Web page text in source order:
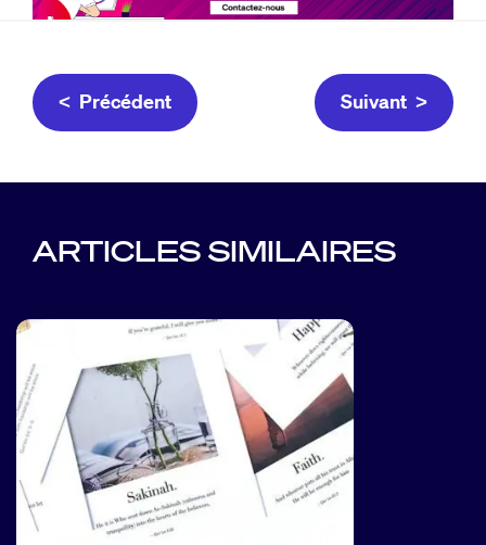
< Précédent Suivant >
ARTICLES SIMILAIRES